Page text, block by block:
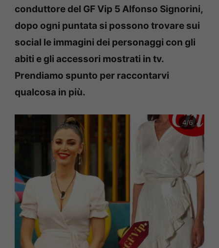
conduttore del GF Vip 5 Alfonso Signorini,
dopo ogni puntata si possono trovare sui
social le immagini dei personaggi con gli
abiti e gli accessori mostrati in tv.
Prendiamo spunto per raccontarvi
qualcosa in più.